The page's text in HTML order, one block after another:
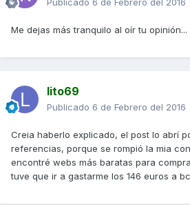
Publicado 6 de Febrero del 2016
Me dejas más tranquilo al oír tu opinión...
lito69
Publicado 6 de Febrero del 2016
Creia haberlo explicado, el post lo abrí
referencias, porque se rompió la mia
encontré webs más baratas para
tuve que ir a gastarme los 146 euros a